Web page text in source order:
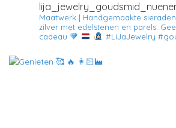
Maatwerk | Handgemaakte
zilver met edelstenen en parels.
cadeau
#LiJaJewelry